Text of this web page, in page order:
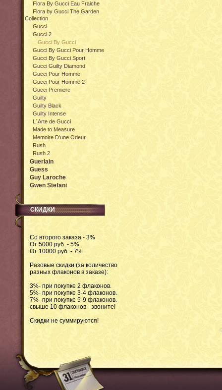
Flora By Gucci Eau Fraiche
Flora by Gucci The Garden
Collection
Gucci
Gucci 2
Gucci By Gucci
Gucci By Gucci Pour Homme
Gucci By Gucci Sport
Gucci Guilty Diamond
Gucci Pour Homme
Gucci Pour Homme 2
Gucci Premiere
Guilty
Guilty Black
Guilty Intense
L`Arte de Gucci
Made to Measure
Memoire D'une Odeur
Rush
Rush 2
Guerlain
Guess
Guy Laroche
Gwen Stefani
СКИДКИ
Со второго заказа - 3%
От 5000 руб. - 5%
От 10000 руб. - 7%
Разовые скидки (за количество
разных флаконов в заказе):
3%- при покупке 2 флаконов.
5%- при покупке 3-4 флаконов.
7%- при покупке 5-9 флаконов.
свыше 10 флаконов - звоните!
Скидки не суммируются!